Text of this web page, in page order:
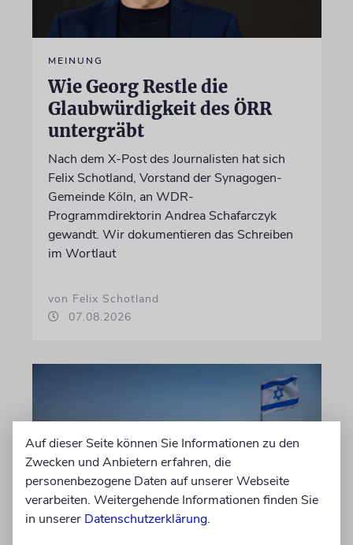
MEINUNG
Wie Georg Restle die
Glaubwürdigkeit des ÖRR
untergräbt
Nach dem X-Post des Journalisten hat sich
Felix Schotland, Vorstand der Synagogen-
Gemeinde Köln, an WDR-
Programmdirektorin Andrea Schafarczyk
gewandt. Wir dokumentieren das Schreiben
im Wortlaut
von Felix Schotland
07.08.2026
Auf dieser Seite können Sie Informationen zu den
Zwecken und Anbietern erfahren, die
personenbezogene Daten auf unserer Webseite
verarbeiten. Weitergehende Informationen finden Sie
in unserer Datenschutzerklärung.